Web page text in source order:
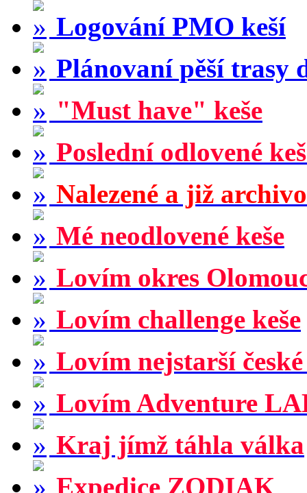
Logování PMO keší
Plánovaní pěší trasy
"Must have" keše
Poslední odlovené
Nalezené a již
Mé neodlovené keše
Lovím okres
Lovím challenge keše
Lovím nejstarší české
Lovím Adventure
Kraj jímž táhla válka
Expedice ZODIAK